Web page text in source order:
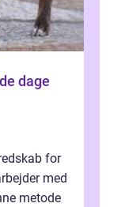
dage
for
med
metode